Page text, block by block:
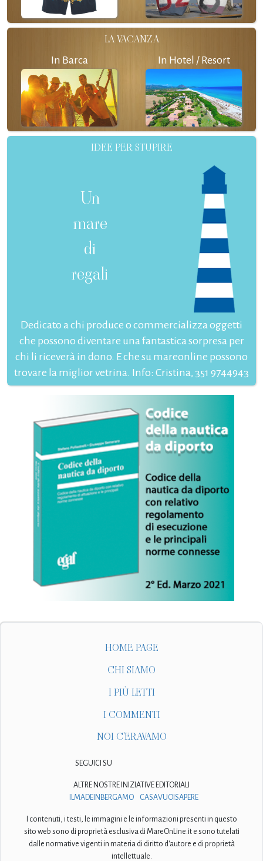
LA VACANZA
In Barca In Hotel / Resort
IDEE PER STUPIRE
Un
mare
di
regali
Dedicato a chi produce o commercializza oggetti
che possono diventare una fantastica sorpresa per
chi li riceverà in dono. E che su mareonline possono
trovare la miglior vetrina. Info: Cristina, 351 9744943
HOME PAGE
CHI SIAMO
I PIÙ LETTI
I COMMENTI
NOI C'ERAVAMO
SEGUICI SU
ALTRE NOSTRE INIZIATIVE EDITORIALI
ILMADEINBERGAMO
CASAVUOISAPERE
I contenuti, i testi, le immagini e le informazioni presenti in questo
sito web sono di proprietà esclusiva di MareOnLine.it e sono tutelati
dalle normative vigenti in materia di diritto d'autore e di proprietà
intellettuale.